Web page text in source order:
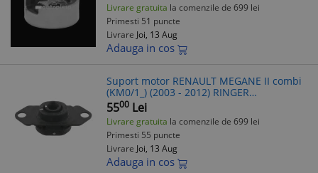
Livrare gratuita la comenzile de 699 lei
Primesti 51 puncte
Livrare Joi, 13 Aug
Adauga in cos
Suport motor RENAULT MEGANE II combi
(KM0/1_) (2003 - 2012) RINGER
1120015170
5500 Lei
Livrare gratuita la comenzile de 699 lei
Primesti 55 puncte
Livrare Joi, 13 Aug
Adauga in cos